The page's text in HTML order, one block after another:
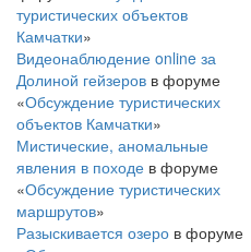
туристических объектов
Камчатки»
Видеонаблюдение online за
Долиной гейзеров в форуме
«Обсуждение туристических
объектов Камчатки»
Мистические, аномальные
явления в походе в форуме
«Обсуждение туристических
маршрутов»
Разыскивается озеро в форуме